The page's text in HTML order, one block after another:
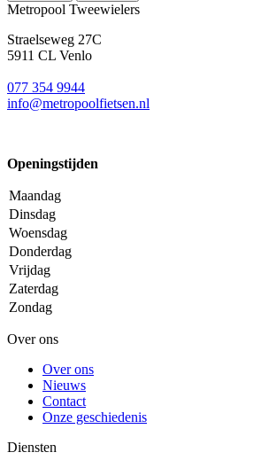
Metropool Tweewielers
Straelseweg 27C
5911 CL Venlo
077 354 9944
info@metropoolfietsen.nl
Openingstijden
Maandag
Dinsdag
Woensdag
Donderdag
Vrijdag
Zaterdag
Zondag
Over ons
Over ons
Nieuws
Contact
Onze geschiedenis
Diensten